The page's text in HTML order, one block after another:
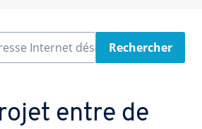
Internet désiréeRechercher
entre de